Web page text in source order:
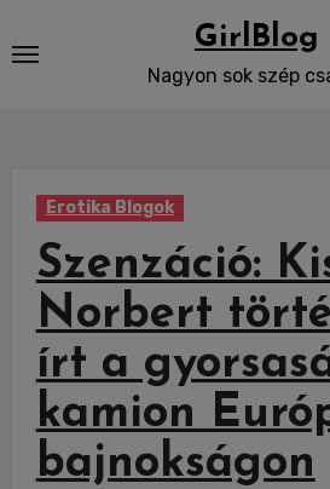
to
GirlBlog
Nagyon sok szép
Erotika Blogok
Szenzáció:
Norbert
írt a
kamion
bajnokságon